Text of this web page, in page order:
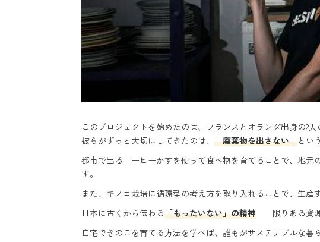
このプロジェクトを始めたのは、フランスとオランダ出身の2人
彼らがずっと大切にしてきたのは、 「廃棄物を出さない」とい
都市で出るコーヒーかすを使って食べ物を育てることで、地
す。
また、キノコ栽培に循環型の考え方を取り入れることで、生
日本に古くから伝わる「もったいない」の精神──限りある資源
自宅できのこを育てる方法を学べば、誰もがサステナブルな暮